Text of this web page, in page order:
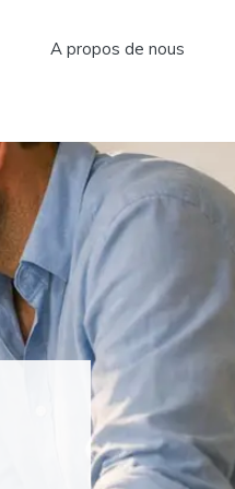
A propos de nous